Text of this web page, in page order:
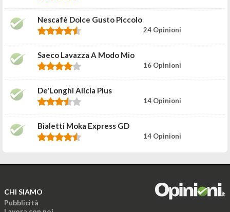
Nescafè Dolce Gusto Piccolo
24 Opinioni
Saeco Lavazza A Modo Mio
16 Opinioni
De'Longhi Alicia Plus
14 Opinioni
Bialetti Moka Express GD
14 Opinioni
CHI SIAMO
Pubblicità